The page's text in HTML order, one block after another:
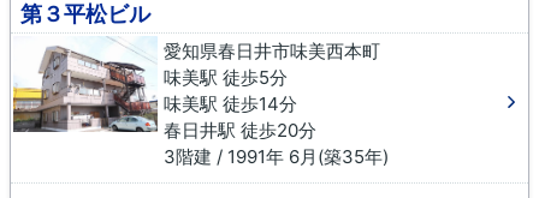
第３平松ビル
愛知県春日井市味美西本町
味美駅 徒歩5分
味美駅 徒歩14分
春日井駅 徒歩20分
3階建 / 1991年 6月(築35年)